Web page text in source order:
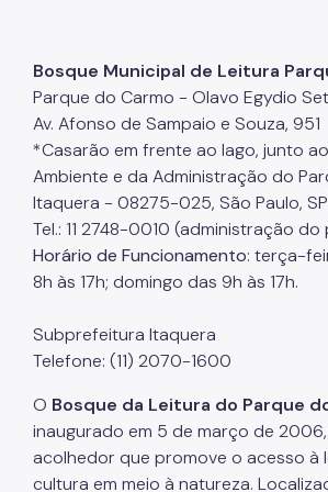
Bosque Municipal de Leitura
Parque do Carmo - Olavo Egydio
Av. Afonso de Sampaio e Souza, 951
*Casarão em frente ao lago, junto
Ambiente e da Administração do
Itaquera - 08275-025, São Paulo, SP
Tel.: 11 2748-0010 (administração
Horário de Funcionamento: terça-
8h às 17h; domingo das 9h às 17h.
Subprefeitura Itaquera
Telefone: (11) 2070-1600
O Bosque da Leitura do Parque
inaugurado em 5 de março de
acolhedor que promove o acesso à
cultura em meio à natureza.